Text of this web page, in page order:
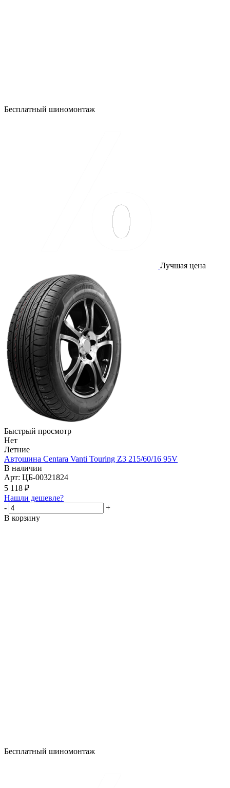
Бесплатный шиномонтаж
Лучшая цена
Быстрый просмотр
Нет
Летние
Автошина Centara Vanti Touring Z3 215/60/16 95V
В наличии
Арт: ЦБ-00321824
5 118 ₽
Нашли дешевле?
-
+
В корзину
Бесплатный шиномонтаж